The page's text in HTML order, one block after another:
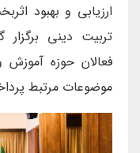
ارزیابی و بهبود
تربیت دینی
فعالان حوزه
موضوعات مرتبط